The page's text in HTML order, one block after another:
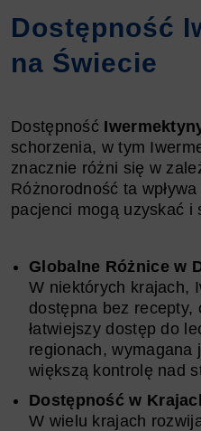
Dostępność
na Świecie
Dostępność
schorzenia, w tym
znacznie różni się w
Różnorodność ta
pacjenci mogą uzyskać i
Globalne Różnice w
W niektórych krajach,
dostępna bez recepty,
łatwiejszy dostęp do
regionach, wymagana
większą kontrolę nad
Dostępność w
W wielu krajach